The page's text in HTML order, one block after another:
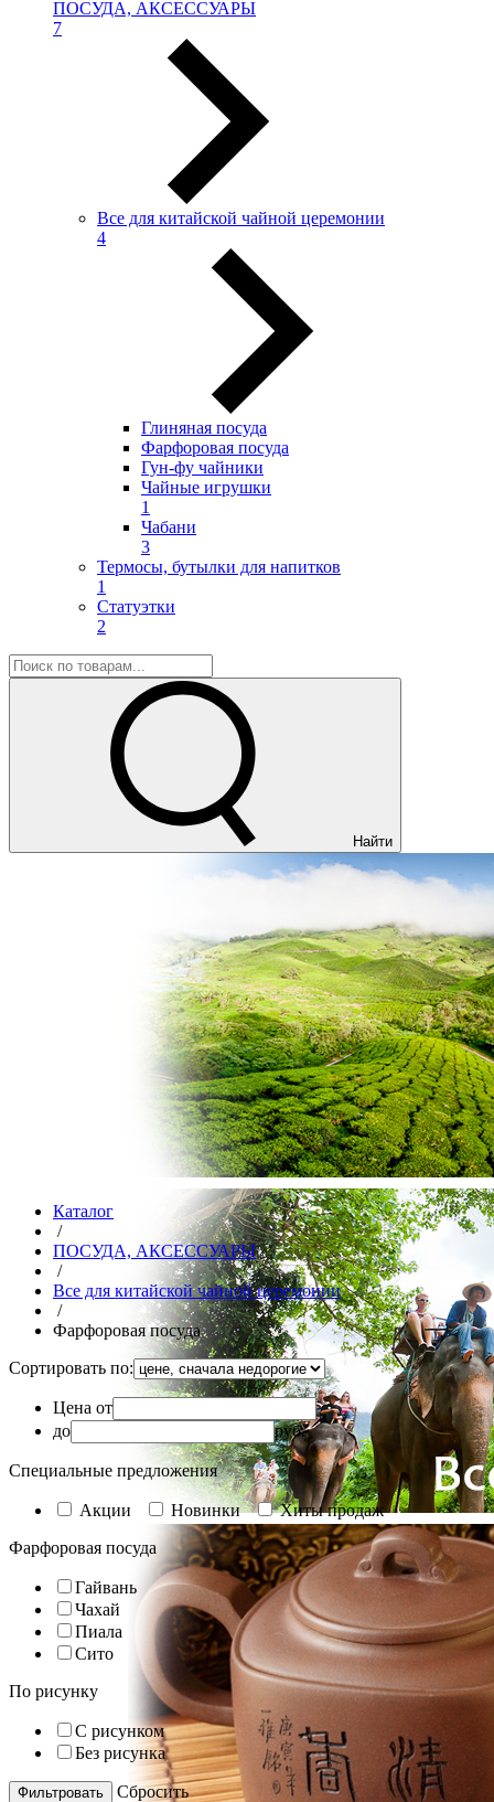
ПОСУДА, АКСЕССУАРЫ
7
Все для китайской чайной церемонии
4
Глиняная посуда
Фарфоровая посуда
Гун-фу чайники
Чайные игрушки
1
Чабани
3
Термосы, бутылки для напитков
1
Статуэтки
2
Найти
Каталог
/
ПОСУДА, АКСЕССУАРЫ
/
Все для китайской чайной церемонии
/
Фарфоровая посуда
Сортировать по:
Цена от
до
руб.
Специальные предложения
Акции Новинки
Хиты продаж
Фарфоровая посуда
Гайвань
Чахай
Пиала
Сито
По рисунку
С рисунком
Без рисунка
Cбросить